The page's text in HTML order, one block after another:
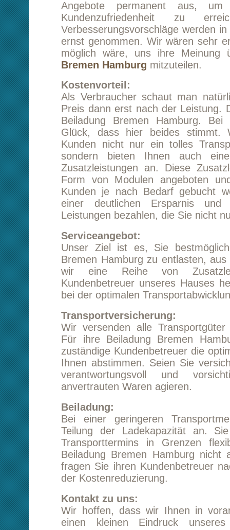
Kostenvorteil:
Als Verbraucher schaut man natürlich
Preis dann erst nach der Leistung. Dies gilt
Beiladung Bremen Hamburg. Bei uns
Glück, dass hier beides stimmt. Wir
Kunden nicht nur ein tolles
sondern bieten Ihnen auch eine ganze
Form von Modulen angeboten und
Kunden je nach Bedarf gebucht werden.
einer deutlichen Ersparnis und Sie
Leistungen bezahlen, die Sie nicht nutzen.
Serviceangebot:
Unser Ziel ist es, Sie bestmöglich bei
Bremen Hamburg zu entlasten, aus diesem
wir eine Reihe von
Kundenbetreuer unseres Hauses helfen
bei der optimalen Transportabwicklung.
Transportversicherung:
Wir versenden alle Transportgüter
Für ihre Beiladung Bremen Hamburg wird
Ihnen abstimmen. Seien Sie versichert,
verantwortungsvoll und vorsichtig
anvertrauten Waren agieren.
Beiladung:
Bei einer geringeren Transportmenge
Teilung der Ladekapazität an. Sie sind
Transporttermins in Grenzen flexibel und
Beiladung Bremen Hamburg nicht allzu
fragen Sie ihren Kundenbetreuer nach den
der Kostenreduzierung.
Kontakt zu uns:
Wir hoffen, dass wir Ihnen in
einen kleinen Eindruck unseres
vermitteln konnten. Wir würden uns sehr
uns für ihre Beiladung Bremen Hamburg in
Kundenbetreuer ausführlicher oder
Kontaktformular dieser Webseite, um völlig
und kostenfrei ein Angebot anzufordern.
sie auch zurück!
Starten Sie eine unverbindliche
Bremen Hamburg
Tipp:Kundenmeinungen lesen
Beiladung von Bremen nach Hamburg